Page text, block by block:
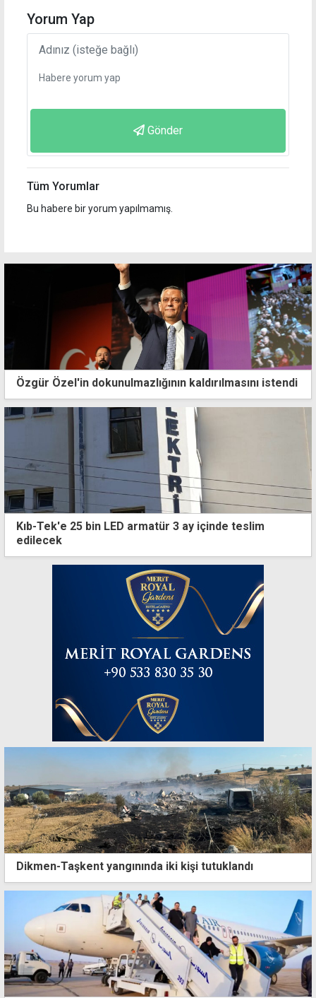
Yorum Yap
Gönder
Tüm Yorumlar
Bu habere bir yorum yapılmamış.
Özgür Özel'in dokunulmazlığının kaldırılmasını istendi
Kıb-Tek'e 25 bin LED armatür 3 ay içinde teslim
edilecek
Dikmen-Taşkent yangınında iki kişi tutuklandı